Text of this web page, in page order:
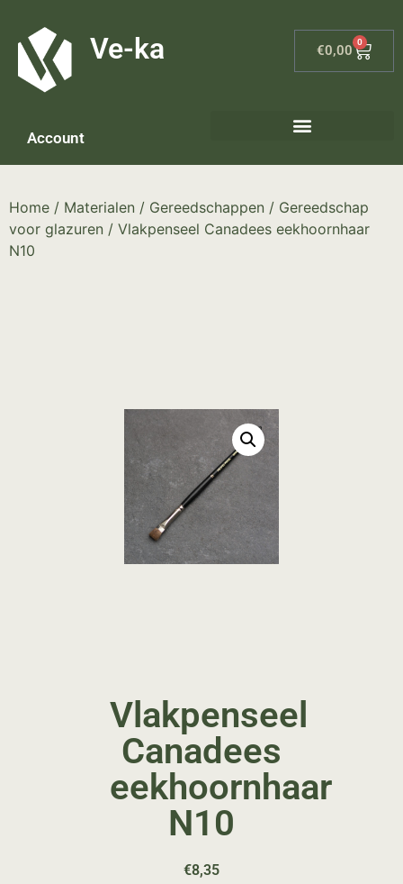
Ve-ka €0,00
0
Account
Home / Materialen / Gereedschappen / Gereedschap
voor glazuren / Vlakpenseel Canadees eekhoornhaar
N10
Vlakpenseel
Canadees
eekhoornhaar
N10
€8,35